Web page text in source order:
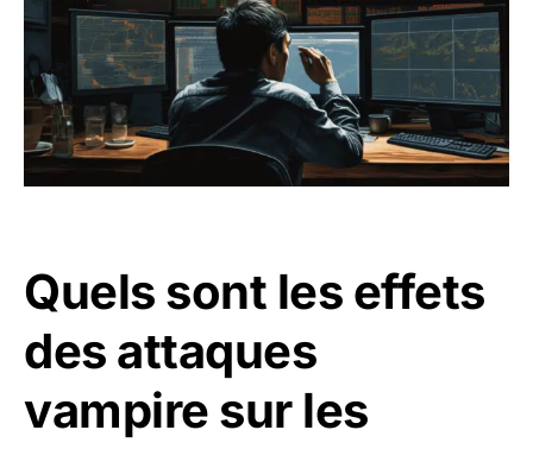
Quels sont les effets
des attaques
vampire sur les